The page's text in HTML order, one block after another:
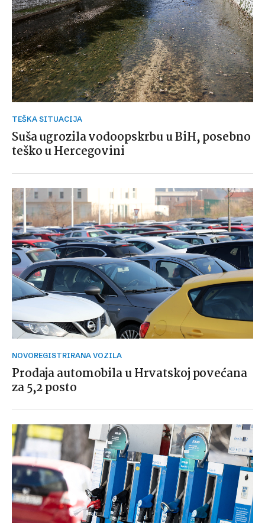
TEŠKA SITUACIJA
Suša ugrozila vodoopskrbu u BiH, posebno
teško u Hercegovini
NOVOREGISTRIRANA VOZILA
Prodaja automobila u Hrvatskoj povećana
za 5,2 posto